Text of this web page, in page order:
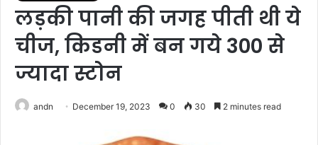
लड़की पानी की जगह पीती थी ये
चीज, किडनी में बन गये 300 से
ज्यादा स्टोन
andn December 19, 2023 0 30 2 minutes read